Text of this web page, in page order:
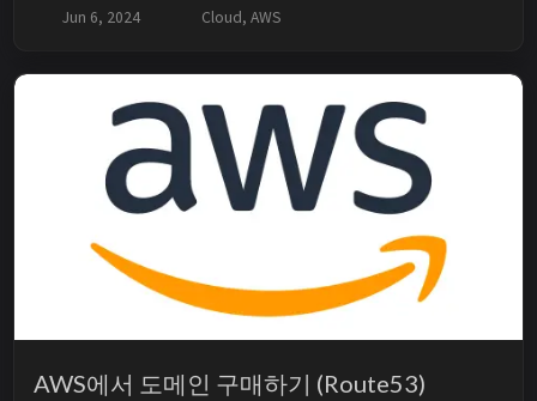
도 등록기관이 해당 hosted zone의 name server를 가
Jun 6, 2024 Cloud, AWS
AWS에서 도메인 구매하기 (Route53)